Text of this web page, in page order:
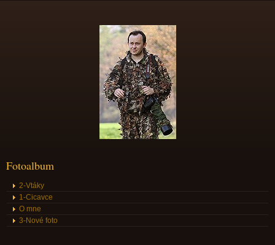
Fotoalbum
2-Vtáky
1-Cicavce
O mne
3-Nové foto